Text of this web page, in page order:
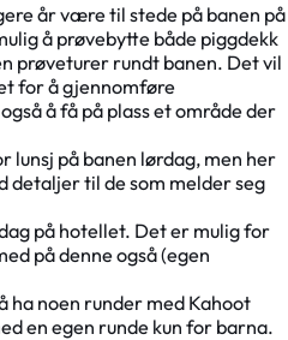
år være til stede på banen på
å prøvebytte både piggdekk
prøveturer rundt banen. Det vil
for å gjennomføre
å få på plass et område der
på banen lørdag, men her
detaljer til de som melder seg
på hotellet. Det er mulig for
på denne også (egen
ha noen runder med Kahoot
en egen runde kun for barna.